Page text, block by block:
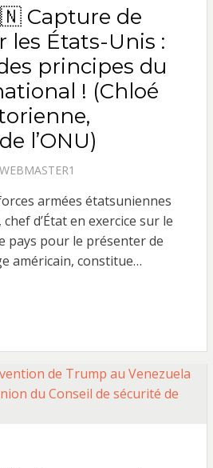
de
les États-Unis :
principes du
! (Chloé
l’ONU)
WEBMASTER1
armées étatsuniennes
d’État en exercice sur le
pays pour le présenter de
américain, constitue…